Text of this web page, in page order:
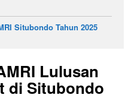
Situbondo Tahun 2025
Lulusan
di Situbondo